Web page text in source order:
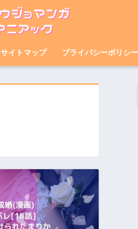
サイトマップ プライバシーポリシー